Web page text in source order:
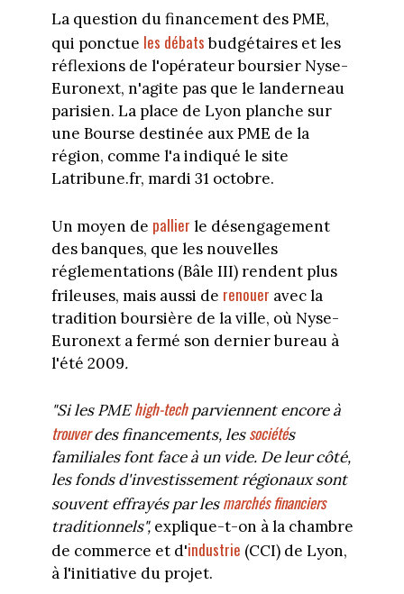
La question du financement des PME,
qui ponctue les débatsbudgétaires et les
réflexions de l'opérateur boursier Nyse-
Euronext, n'agite pas que le landerneau
parisien. La place de Lyon planche sur
une Bourse destinée aux PME de la
région, comme l'a indiqué le site
Latribune.fr, mardi 31 octobre.
Un moyen de pallier le désengagement
des banques, que les nouvelles
réglementations (Bâle III) rendent plus
frileuses, mais aussi de renouer avec la
tradition boursière de la ville, où Nyse-
Euronext a fermé son dernier bureau à
l'été 2009.
"Si les PMEhigh-techparviennent encore à
trouverdes financements, lessociétés
familiales font face à un vide. De leur côté,
les fonds d'investissement régionaux sont
souvent effrayés par lesmarchés financiers
traditionnels",explique-t-on à la chambre
de commerce et d'industrie (CCI) de Lyon,
à l'initiative du projet.